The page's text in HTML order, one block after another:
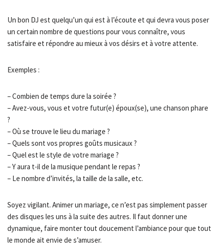
Un bon DJ est quelqu’un qui est à l’écoute et qui devra vous poser
un certain nombre de questions pour vous connaître, vous
satisfaire et répondre au mieux à vos désirs et à votre attente.
Exemples :
– Combien de temps dure la soirée ?
– Avez-vous, vous et votre futur(e) époux(se), une chanson phare
?
– Où se trouve le lieu du mariage ?
– Quels sont vos propres goûts musicaux ?
– Quel est le style de votre mariage ?
– Y aura t-il de la musique pendant le repas ?
– Le nombre d’invités, la taille de la salle, etc.
Soyez vigilant. Animer un mariage, ce n’est pas simplement passer
des disques les uns à la suite des autres. Il faut donner une
dynamique, faire monter tout doucement l’ambiance pour que tout
le monde ait envie de s’amuser.